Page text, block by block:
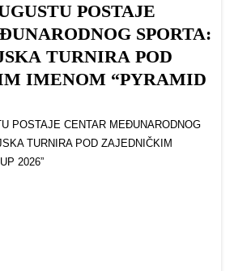
POSTAJE
SPORTA:
TURNIRA POD
IMENOM “PYRAMID